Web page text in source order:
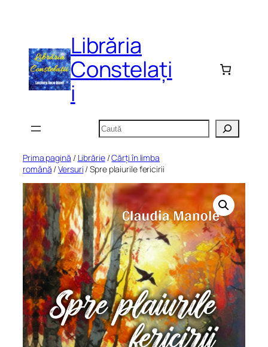
Librăria
Constelați
i
Caută
Prima pagină / Librărie/Cărți în limba
română /Versuri / Spre plaiurile fericirii